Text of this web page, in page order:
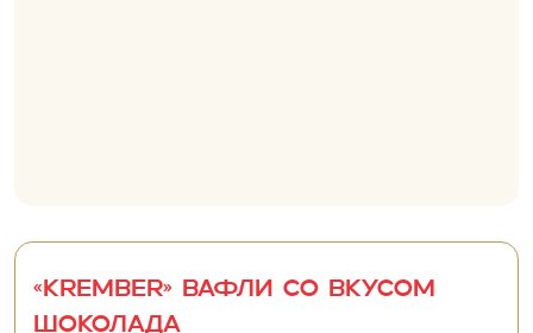
«Krember» Вафли со вкусом
шоколада